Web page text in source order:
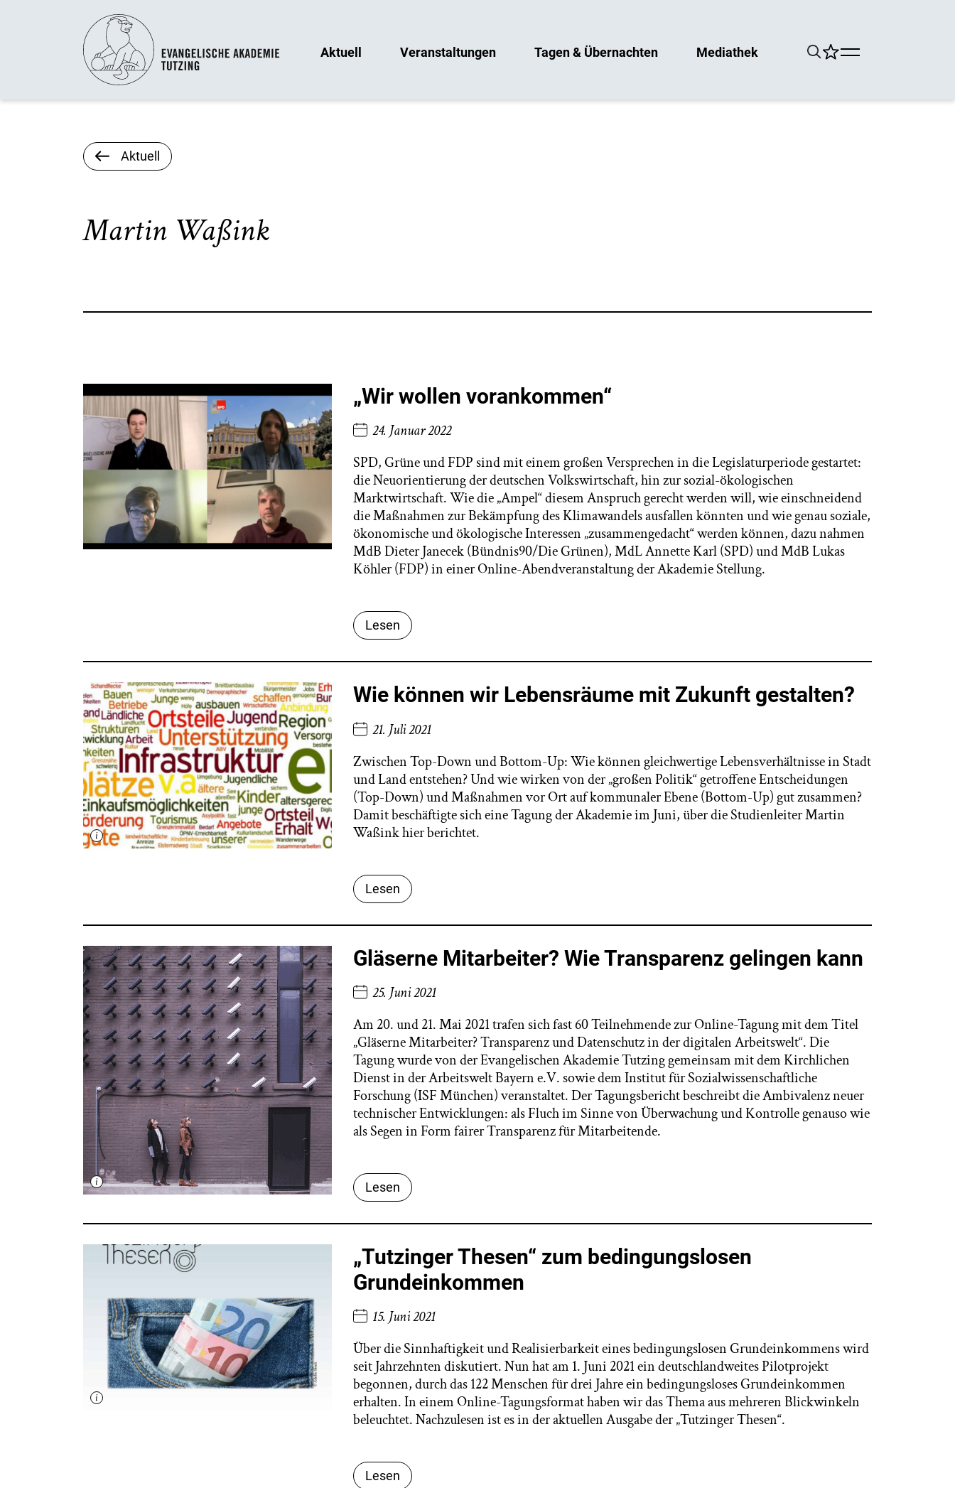
Aktuell Veranstaltungen Tagen & Übernachten Mediathek
Aktuell
Martin Waßink
„Wir wollen vorankommen“
24. Januar 2022
SPD, Grüne und FDP sind mit einem großen Versprechen in die Legislaturperiode gestartet:
die Neuorientierung der deutschen Volkswirtschaft, hin zur sozial-ökologischen
Marktwirtschaft. Wie die „Ampel“ diesem Anspruch gerecht werden will, wie einschneidend
die Maßnahmen zur Bekämpfung des Klimawandels ausfallen könnten und wie genau soziale,
ökonomische und ökologische Interessen „zusammengedacht“ werden können, dazu nahmen
MdB Dieter Janecek (Bündnis90/Die Grünen), MdL Annette Karl (SPD) und MdB Lukas
Köhler (FDP) in einer Online-Abendveranstaltung der Akademie Stellung.
Lesen
Wie können wir Lebensräume mit Zukunft gestalten?
21. Juli 2021
Zwischen Top-Down und Bottom-Up: Wie können gleichwertige Lebensverhältnisse in Stadt
und Land entstehen? Und wie wirken von der „großen Politik“ getroffene Entscheidungen
(Top-Down) und Maßnahmen vor Ort auf kommunaler Ebene (Bottom-Up) gut zusammen?
Damit beschäftigte sich eine Tagung der Akademie im Juni, über die Studienleiter Martin
Waßink hier berichtet.
Lesen
Gläserne Mitarbeiter? Wie Transparenz gelingen kann
25. Juni 2021
Am 20. und 21. Mai 2021 trafen sich fast 60 Teilnehmende zur Online-Tagung mit dem Titel
„Gläserne Mitarbeiter? Transparenz und Datenschutz in der digitalen Arbeitswelt“. Die
Tagung wurde von der Evangelischen Akademie Tutzing gemeinsam mit dem Kirchlichen
Dienst in der Arbeitswelt Bayern e.V. sowie dem Institut für Sozialwissenschaftliche
Forschung (ISF München) veranstaltet. Der Tagungsbericht beschreibt die Ambivalenz neuer
technischer Entwicklungen: als Fluch im Sinne von Überwachung und Kontrolle genauso wie
als Segen in Form fairer Transparenz für Mitarbeitende.
Lesen
„Tutzinger Thesen“ zum bedingungslosen
Grundeinkommen
15. Juni 2021
Über die Sinnhaftigkeit und Realisierbarkeit eines bedingungslosen Grundeinkommens wird
seit Jahrzehnten diskutiert. Nun hat am 1. Juni 2021 ein deutschlandweites Pilotprojekt
begonnen, durch das 122 Menschen für drei Jahre ein bedingungsloses Grundeinkommen
erhalten. In einem Online-Tagungsformat haben wir das Thema aus mehreren Blickwinkeln
beleuchtet. Nachzulesen ist es in der aktuellen Ausgabe der „Tutzinger Thesen“.
Lesen